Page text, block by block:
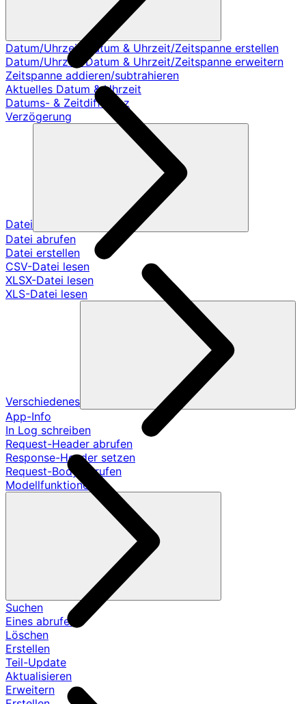
Datum/Uhrzeit/Datum & Uhrzeit/Zeitspanne erstellen
Datum/Uhrzeit/Datum & Uhrzeit/Zeitspanne erweitern
Zeitspanne addieren/subtrahieren
Aktuelles Datum & Uhrzeit
Datums- & Zeitdifferenz
Verzögerung
Datei
Datei abrufen
Datei erstellen
CSV-Datei lesen
XLSX-Datei lesen
XLS-Datei lesen
Verschiedenes
App-Info
In Log schreiben
Request-Header abrufen
Response-Header setzen
Request-Body abrufen
Modellfunktionen
Suchen
Eines abrufen
Löschen
Erstellen
Teil-Update
Aktualisieren
Erweitern